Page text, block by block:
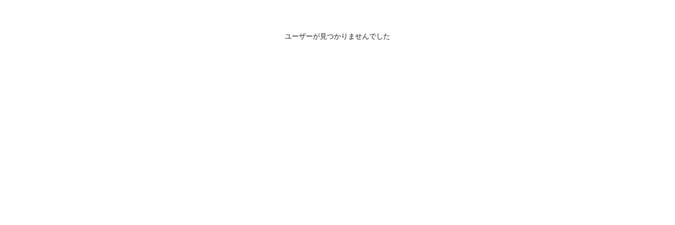
ユーザーが見つかりませんでした